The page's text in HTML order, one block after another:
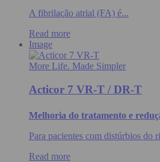
A fibrilação atrial (FA) é...
Read more
Image
More Life. Made Simpler
Acticor 7 VR-T / DR-T
Melhoria do tratamento e
Para pacientes com distúrbios do
Read more